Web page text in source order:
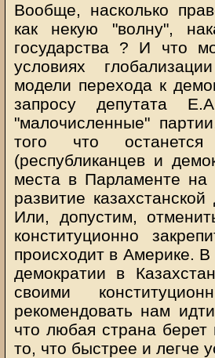
Вообще, насколько
как некую "волну",
государства ? И что
условиях
модели перехода к
запросу депутата
"малочисленные"
того что
(республиканцев и
места в Парламенте на
развитие
Или, допустим,
конституционно
происходит в Америке. В
демократии в
своими
рекомендовать нам
что любая страна
то, что быстрее и легче